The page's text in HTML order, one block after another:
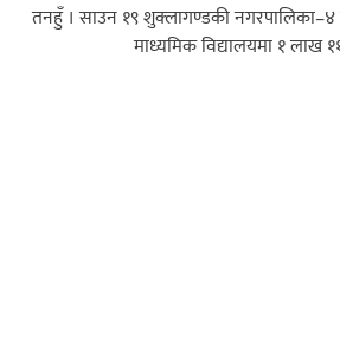
तनहुँ । साउन १९ शुक्लागण्डकी नगरपालिका–४
माध्यमिक विद्यालयमा १ लाख